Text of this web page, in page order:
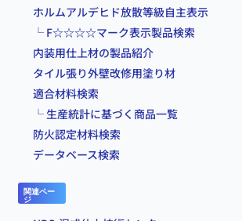
ホルムアルデヒド放散等級自主表示
└ F☆☆☆☆マーク表示製品検索
内装用仕上材の製品紹介
タイル張り外壁改修用塗り材
適合材料検索
└ 生産統計に基づく商品一覧
防火認定材料検索
データベース検索
関連ペー
ジ